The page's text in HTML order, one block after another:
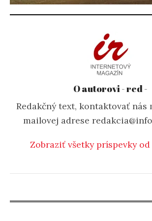
O autorovi - red -
Redakčný text, kontaktovať nás
mailovej adrese
Zobraziť všetky príspevky